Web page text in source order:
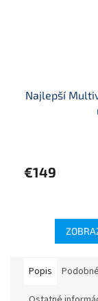
Najlepší
produktu
je
hviezdičiek.
€149
Popis